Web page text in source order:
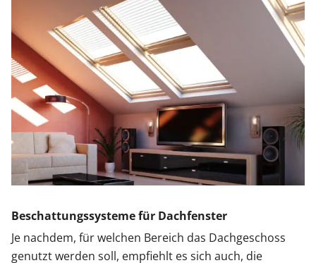
Beschattungssysteme für Dachfenster
Je nachdem, für welchen Bereich das Dachgeschoss
genutzt werden soll, empfiehlt es sich auch, die